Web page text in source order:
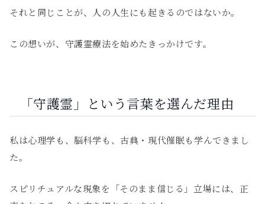
それと同じことが、人の人生にも起きるのではないか。
この想いが、守護霊療法を始めたきっかけです。
「守護霊」という言葉を選んだ理由
私は心理学も、脳科学も、古典・現代催眠も学んできまし
た。
スピリチュアルな現象を「そのまま信じる」立場には、正